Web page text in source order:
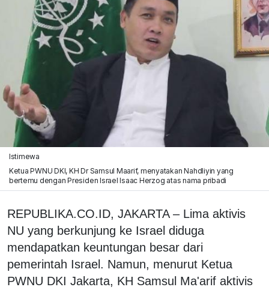
Istimewa
Ketua PWNU DKI, KH Dr Samsul Maarif, menyatakan Nahdliyin yang
bertemu dengan Presiden Israel Isaac Herzog atas nama pribadi
REPUBLIKA.CO.ID, JAKARTA – Lima aktivis
NU yang berkunjung ke Israel diduga
mendapatkan keuntungan besar dari
pemerintah Israel. Namun, menurut Ketua
PWNU DKI Jakarta, KH Samsul Ma'arif aktivis